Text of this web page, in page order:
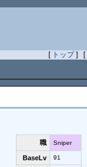
[ トップ] [
職 Sniper
BaseLv 91